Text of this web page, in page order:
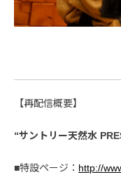
【再配信概要】
“サントリー天然水
■特設ページ： http://